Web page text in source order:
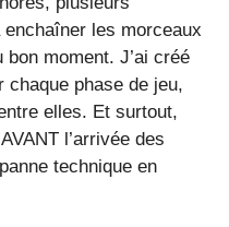
enchaîner les morceaux
moment. J’ai créé
phase de jeu,
elles. Et surtout,
l’arrivée des
technique en